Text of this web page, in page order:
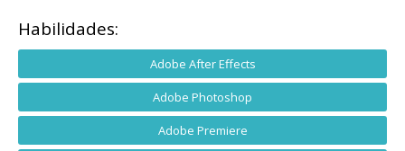
Habilidades:
Adobe After Effects
Adobe Photoshop
Adobe Premiere